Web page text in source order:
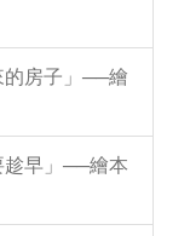
的房子」──繪
趁早」──繪本